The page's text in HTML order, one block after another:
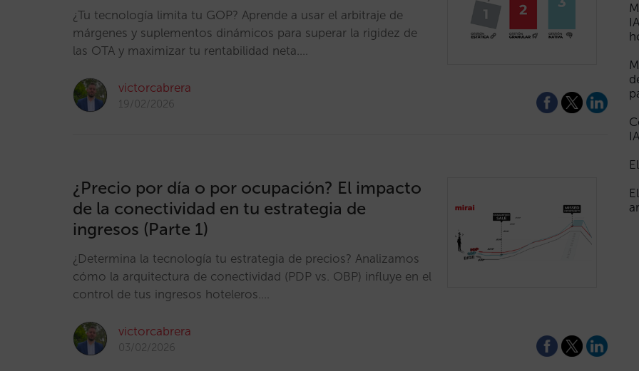
¿Tu tecnología limita tu GOP? Aprende a usar el arbitraje de
márgenes y suplementos dinámicos para superar la rigidez de
las OTA y maximizar tu rentabilidad neta.…
victorcabrera
19/02/2026
¿Precio por día o por ocupación? El impacto
de la conectividad en tu estrategia de
ingresos (Parte 1)
¿Determina la tecnología tu estrategia de precios? Analizamos
cómo la arquitectura de conectividad (PDP vs. OBP) influye en el
control de tus ingresos hoteleros.…
victorcabrera
03/02/2026